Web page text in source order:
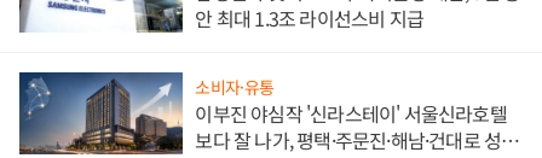
안 최대 1.3조 라이선스비 지급
소비자·유통
이부진 야심작 '신라스테이' 서울신라호텔
보다 잘 나가, 평택·주문진·해남·건대로 성